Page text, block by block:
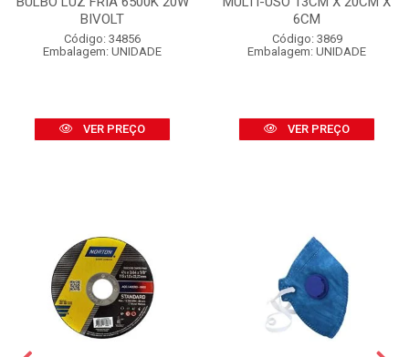
BIVOLT
Código: 34856
Embalagem: UNIDADE
VER PREÇO
6CM
Código: 3869
Embalagem: UNIDADE
VER PREÇO